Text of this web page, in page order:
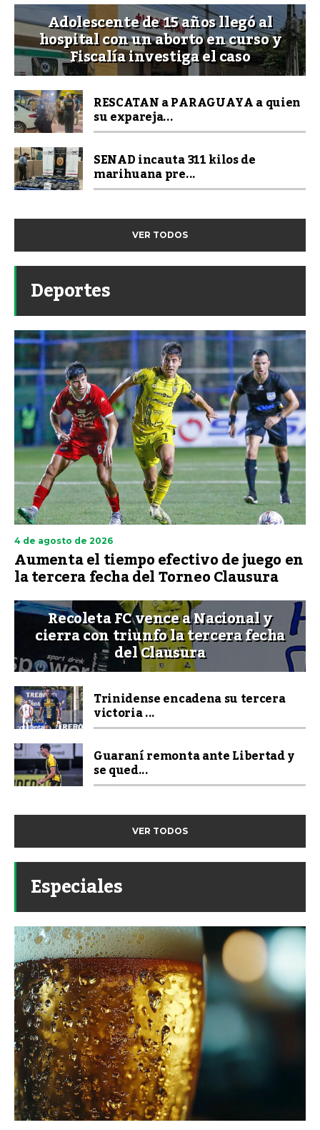
Adolescente de 15 años llegó al
hospital con un aborto en curso y
Fiscalía investiga el caso
RESCATAN a PARAGUAYA a quien
su expareja...
SENAD incauta 311 kilos de
marihuana pre...
VER TODOS
Deportes
4 de agosto de 2026
Aumenta el tiempo efectivo de juego en
la tercera fecha del Torneo Clausura
Recoleta FC vence a Nacional y
cierra con triunfo la tercera fecha
del Clausura
Trinidense encadena su tercera
victoria ...
Guaraní remonta ante Libertad y
se qued...
VER TODOS
Especiales